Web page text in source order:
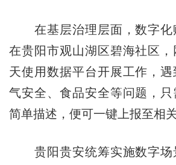
在基层治理层面，数字化
在贵阳市观山湖区碧海社区
天使用数据平台开展工作，
气安全、食品安全等问题，只
简单描述，便可一键上报至相
贵阳贵安统筹实施数字场